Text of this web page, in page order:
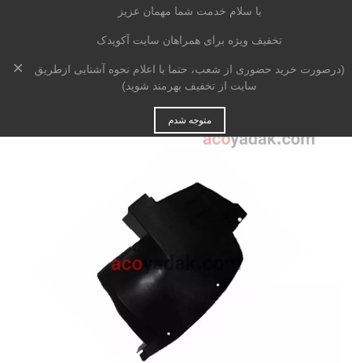
خانه > بدنه > شلگیر > شلگیر عقب راست اچ سی کراس
با سلام خدمت شما مهمان عزیز
تخفیف ویژه برای همراهان سایت آکویدک
(درصورت خرید حضوری از شعب، حتما با اعلام نحوه آشنایی ازطریق
سایت از تخفیف بهرمند شوید)
متوجه شدم
×